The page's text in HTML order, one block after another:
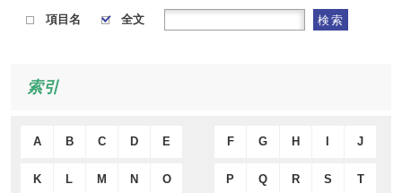
項目名 全文 検索
索引
A B C D E F G H J
K L M N O P Q R S T